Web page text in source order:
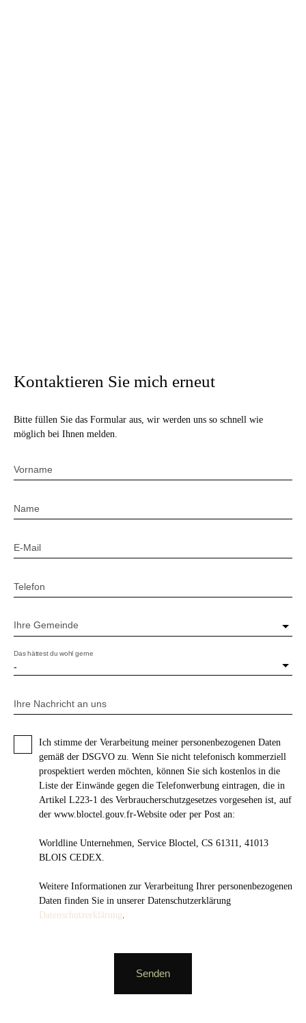
Kontaktieren Sie mich erneut
Bitte füllen Sie das Formular aus, wir werden uns so schnell wie
möglich bei Ihnen melden.
Vorname
Name
E-Mail
Telefon
Ihre Gemeinde
-
Das hättest du wohl gerne
Ihre Nachricht an uns
Ich stimme der Verarbeitung meiner personenbezogenen Daten
gemäß der DSGVO zu. Wenn Sie nicht telefonisch kommerziell
prospektiert werden möchten, können Sie sich kostenlos in die
Liste der Einwände gegen die Telefonwerbung eintragen, die in
Artikel L223-1 des Verbraucherschutzgesetzes vorgesehen ist, auf
der www.bloctel.gouv.fr-Website oder per Post an:
Worldline Unternehmen, Service Bloctel, CS 61311, 41013
BLOIS CEDEX.
Weitere Informationen zur Verarbeitung Ihrer personenbezogenen
Daten finden Sie in unserer Datenschutzerklärung
Datenschutzerklärung
Senden